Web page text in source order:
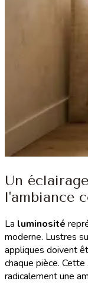
Un
l'ambiance
La luminosité
moderne. Lustres
appliques doivent
chaque pièce. Cette
radicalement une